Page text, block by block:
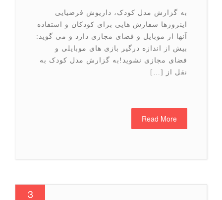
به گزارش مدل کودک، داریوش فرضیایی
اینروزها سفارش هایی برای کودکان و استفاده
آنها از موبایل و فضای مجازی دارد و می گوید:
بیش از اندازه درگیر بازی های موبایلی و
فضای مجازی نشوید!به گزارش مدل کودک به
نقل از […]
Read More